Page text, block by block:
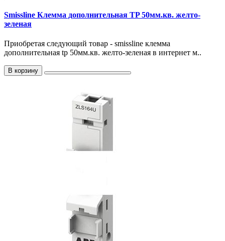
Smissline Клемма дополнительная TP 50мм.кв. желто-
зеленая
Приобретая следующий товар - smissline клемма
дополнительная tp 50мм.кв. желто-зеленая в интернет м..
В корзину